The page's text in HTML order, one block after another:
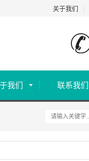
关于我们
我们 联系我们